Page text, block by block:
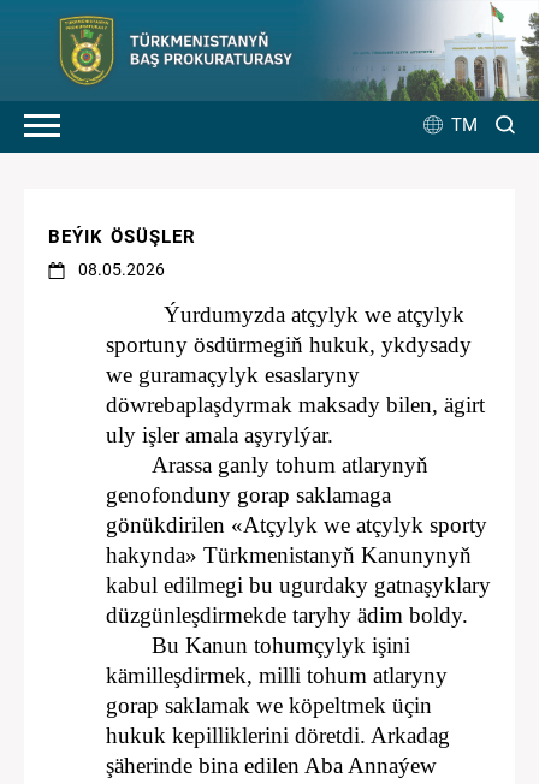
TM
BEÝIK ÖSÜŞLER
08.05.2026
Ýurdumyzda atçylyk we atçylyk
sportuny ösdürmegiň hukuk, ykdysady
we guramaçylyk esaslaryny
döwrebaplaşdyrmak maksady bilen, ägirt
uly işler amala aşyrylýar.
Arassa ganly tohum atlarynyň
genofonduny gorap saklamaga
gönükdirilen «Atçylyk we atçylyk sporty
hakynda» Türkmenistanyň Kanunynyň
kabul edilmegi bu ugurdaky gatnaşyklary
düzgünleşdirmekde taryhy ädim boldy.
Bu Kanun tohumçylyk işini
kämilleşdirmek, milli tohum atlaryny
gorap saklamak we köpeltmek üçin
hukuk kepilliklerini döretdi. Arkadag
şäherinde bina edilen Aba Annaýew